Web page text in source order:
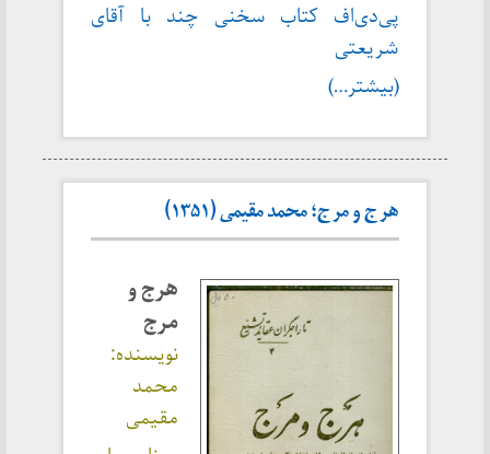
پی‌دی‌اف کتاب سخنی چند با آقای
شریعتی
(بیشتر…)
هرج و مرج؛ محمد مقیمی (۱۳۵۱)
هرج و
مرج
نویسنده:
محمد
مقیمی